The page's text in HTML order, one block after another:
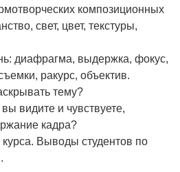
композиционных
свет, цвет, текстуры,
диафрагма, выдержка, фокус,
ракурс, объектив.
тему?
видите и чувствуете,
кадра?
Выводы студентов по